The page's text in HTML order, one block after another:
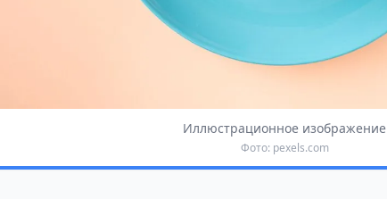
Иллюстрационное изображение
Фото: pexels.com